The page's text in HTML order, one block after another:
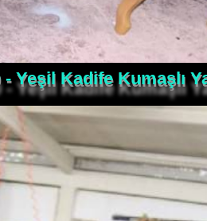
Yeşil Kadife Kumaşlı